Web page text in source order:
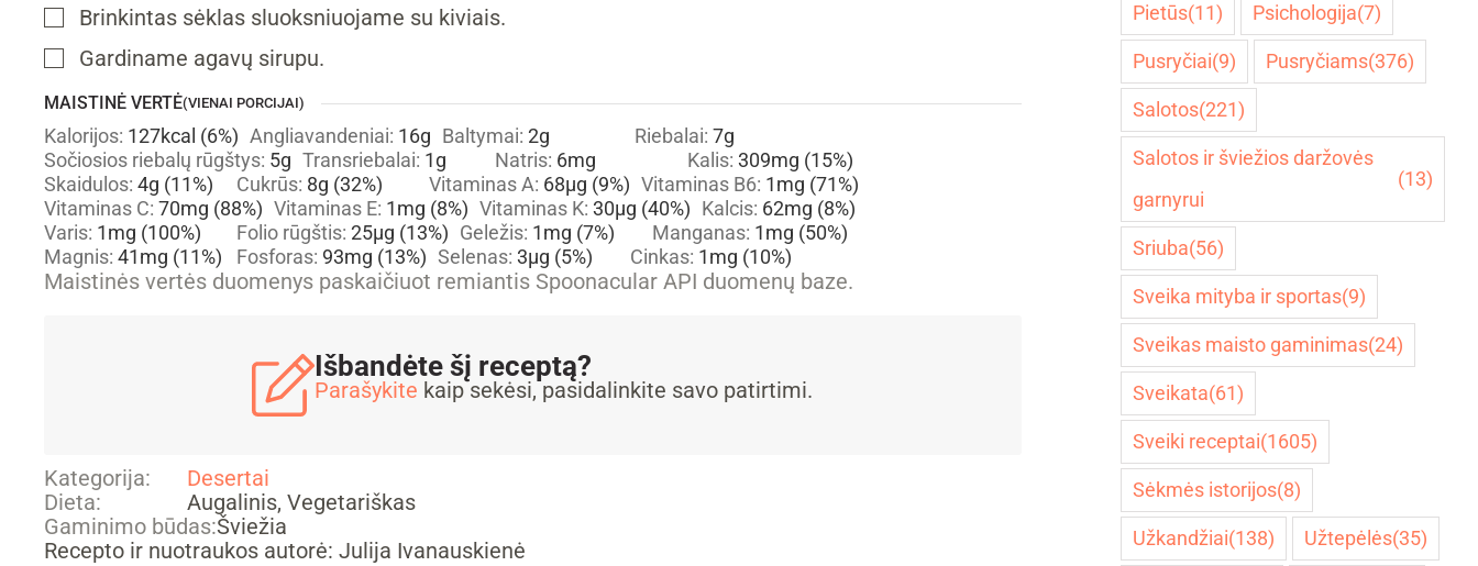
▢
Brinkintas sėklas sluoksniuojame su kiviais.
▢
Gardiname agavų sirupu.
MAISTINĖ VERTĖ(VIENAI PORCIJAI)
Kalorijos: 127kcal (6%) Angliavandeniai: 16g Baltymai: 2g Riebalai: 7g
Sočiosios riebalų rūgštys: 5g Transriebalai: 1g Natris: 6mg Kalis: 309mg (15%)
Skaidulos: 4g (11%) Cukrūs: 8g (32%) Vitaminas A: 68µg (9%) Vitaminas B6: 1mg (71%)
Vitaminas C: 70mg (88%) Vitaminas E: 1mg (8%) Vitaminas K: 30µg (40%) Kalcis: 62mg (8%)
Varis: 1mg (100%) Folio rūgštis: 25µg (13%) Geležis: 1mg (7%) Manganas: 1mg (50%)
Magnis: 41mg (11%) Fosforas: 93mg (13%) Selenas: 3µg (5%) Cinkas: 1mg (10%)
Maistinės vertės duomenys paskaičiuot remiantis Spoonacular API duomenų baze.
Išbandėte šį receptą?
Parašykite kaip sekėsi, pasidalinkite savo patirtimi.
Kategorija:
Desertai
Dieta:
Augalinis, Vegetariškas
Gaminimo būdas:Šviežia
Recepto ir nuotraukos autorė: Julija Ivanauskienė
Pietūs(11) Psichologija(7)
Pusryčiai(9) Pusryčiams(376)
Salotos(221)
Salotos ir šviežios daržovės
garnyrui
(13)
Sriuba(56)
Sveika mityba ir sportas(9)
Sveikas maisto gaminimas(24)
Sveikata(61)
Sveiki receptai(1605)
Sėkmės istorijos(8)
Užkandžiai(138) Užtepėlės(35)